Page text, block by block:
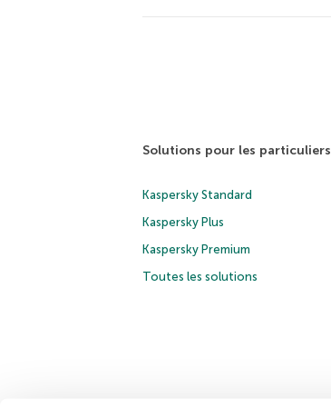
Solutions pour les particuliers
Kaspersky Standard
Kaspersky Plus
Kaspersky Premium
Toutes les solutions